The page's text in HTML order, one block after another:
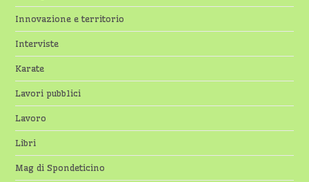
Innovazione e territorio
Interviste
Karate
Lavori pubblici
Lavoro
Libri
Mag di Spondeticino